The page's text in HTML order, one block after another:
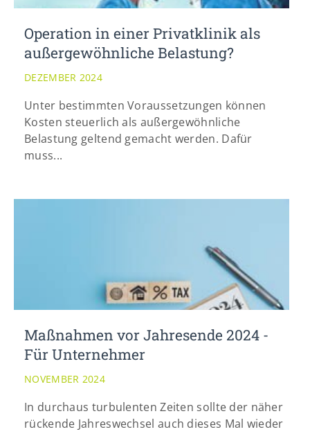
Operation in einer Privatklinik als
außergewöhnliche Belastung?
DEZEMBER 2024
Unter bestimmten Voraussetzungen können
Kosten steuerlich als außergewöhnliche
Belastung geltend gemacht werden. Dafür
muss...
Maßnahmen vor Jahresende 2024 -
Für Unternehmer
NOVEMBER 2024
In durchaus turbulenten Zeiten sollte der näher
rückende Jahreswechsel auch dieses Mal wieder